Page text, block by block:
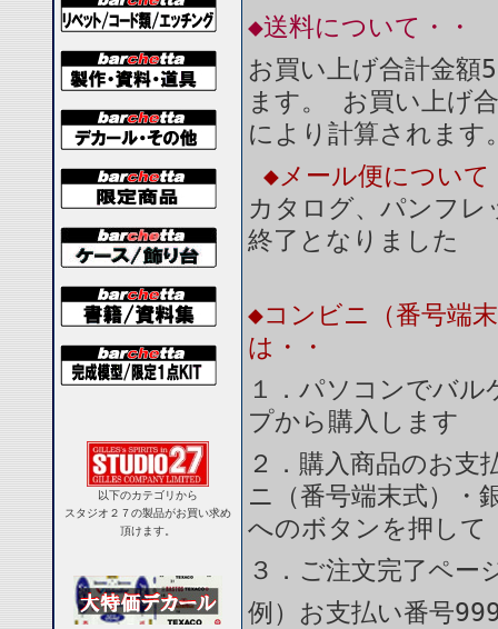
以下のカテゴリから
スタジオ２７の製品がお買い求め
頂けます。
◆送料について・・
お買い上げ合計金
ます。 お買い上げ
により計算されます
◆メール便について
カタログ、パンフ
終了となりました
◆コンビニ（番号端
は・・
１．パソコンでバル
プから購入します
２．購入商品のお
ニ（番号端末式）・
へのボタンを押し
３．ご注文完了ペー
例）お支払い番号